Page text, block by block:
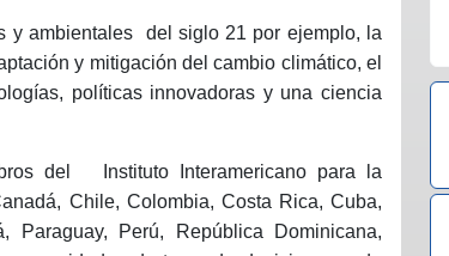
y ambientales
del siglo 21 por ejemplo, la
y mitigación del cambio climático, el
políticas innovadoras y una ciencia
del
Instituto Interamericano para la
Chile, Colombia, Costa Rica, Cuba,
Paraguay, Perú, República Dominicana,